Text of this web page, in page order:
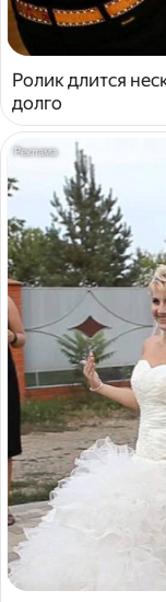
Ролик длится
долго